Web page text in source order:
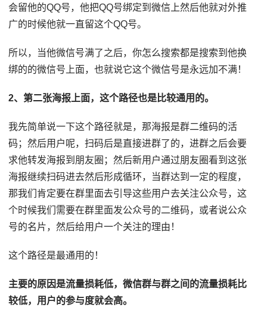
会留他的QQ号，他把QQ号绑定到微信上然后他就对外推
广的时候他就一直留这个QQ号。
所以，当他微信号满了之后，你怎么搜索都是搜索到他换
绑的的微信号上面，也就说它这个微信号是永远加不满！
2、第二张海报上面，这个路径也是比较通用的。
我先简单说一下这个路径就是，那海报是群二维码的活
码；然后用户呢，扫码后是直接进群了的，进群之后会要
求他转发海报到朋友圈；然后新用户通过朋友圈看到这张
海报继续扫码进去然后形成循环，当群达到一定的程度，
那我们肯定要在群里面去引导这些用户去关注公众号，这
个时候我们需要在群里面发公众号的二维码，或者说公众
号的名片，然后给用户一个关注的理由！
这个路径是最通用的！
主要的原因是流量损耗低，微信群与群之间的流量损耗比
较低，用户的参与度就会高。